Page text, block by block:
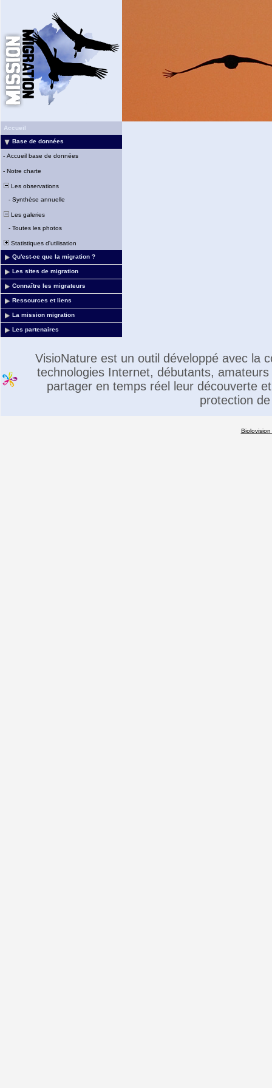
Accueil
Base de données
- Accueil base de données
- Notre charte
Les observations
- Synthèse annuelle
Les galeries
- Toutes les photos
Statistiques d'utilisation
Qu'est-ce que la migration ?
Les sites de migration
Connaître les migrateurs
Ressources et liens
La mission migration
Les partenaires
VisioNature est un outil développé avec la
technologies Internet, débutants,
partager en temps réel leur découverte
protection
Biolovision